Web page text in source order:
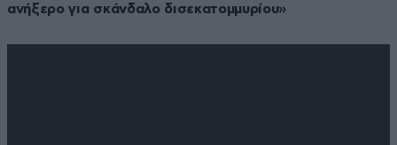
ανήξερο για σκάνδαλο δισεκατομμυρίου»